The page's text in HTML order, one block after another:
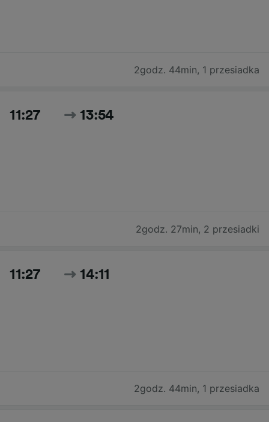
2godz. 44min, 1 przesiadka
11:27 13:54
2godz. 27min, 2 przesiadki
11:27 14:11
2godz. 44min, 1 przesiadka